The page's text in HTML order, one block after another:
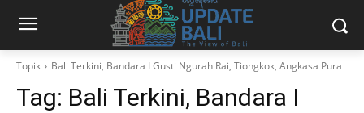
Topik Bali Terkini, Bandara I Gusti Ngurah Rai, Tiongkok, Angkasa Pura
Tag: Bali Terkini, Bandara I